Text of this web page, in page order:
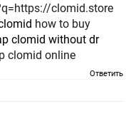
clomid.store
how to buy
clomid without dr
clomid online
Ответить